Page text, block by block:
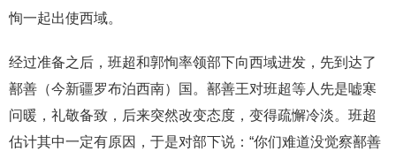
恂一起出使西域。
经过准备之后，班超和郭恂率领部下向西域进发，先到达了
鄯善（今新疆罗布泊西南）国。鄯善王对班超等人先是嘘寒
问暖，礼敬备致，后来突然改变态度，变得疏懈冷淡。班超
估计其中一定有原因，于是对部下说：“你们难道没觉察鄯善